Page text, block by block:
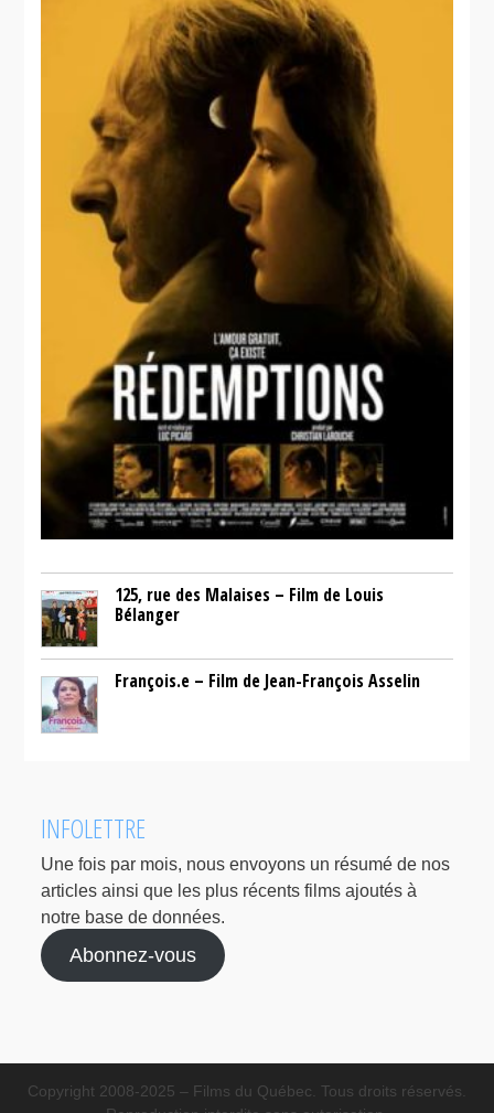
125, rue des Malaises – Film de Louis
Bélanger
François.e – Film de Jean-François Asselin
INFOLETTRE
Une fois par mois, nous envoyons un résumé de nos
articles ainsi que les plus récents films ajoutés à
notre base de données.
Abonnez-vous
Copyright 2008-2025 – Films du Québec. Tous droits réservés.